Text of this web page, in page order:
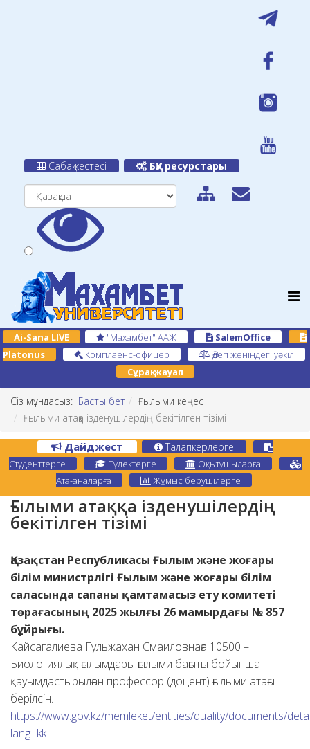
Сабақ кестесі БҚУ ресурстары
Ai-Sana LIVE "Махамбет" ААЖ
SalemOffice
Platonus
Комплаенс-офицер
Әдеп жөніндегі уәкіл
Сұрақ-жауап
Сіз мұндасыз: Басты бет
Ғылыми кеңес
Ғылыми атаққа ізденушілердің бекітілген тізімі
Дайджест Талапкерлерге
Студенттерге Түлектерге
Оқытушыларға
Ата-аналарға
Жұмыс берушілерге
Ғылыми атаққа ізденушілердің
бекітілген тізімі
Қазақстан Республикасы Ғылым және жоғары
білім министрлігі Ғылым және жоғары білім
саласында сапаны қамтамасыз ету комитеті
төрағасының 2025 жылғы 26 мамырдағы № 857
бұйрығы.
Кайсагалиева Гульжахан Смаиловнаға 10500 –
Биологиялық ғылымдары ғылыми бағыты бойынша
қауымдастырылған профессор (доцент) ғылыми атағы
берілсін.
https://www.gov.kz/memleket/entities/quality/documents/
lang=kk